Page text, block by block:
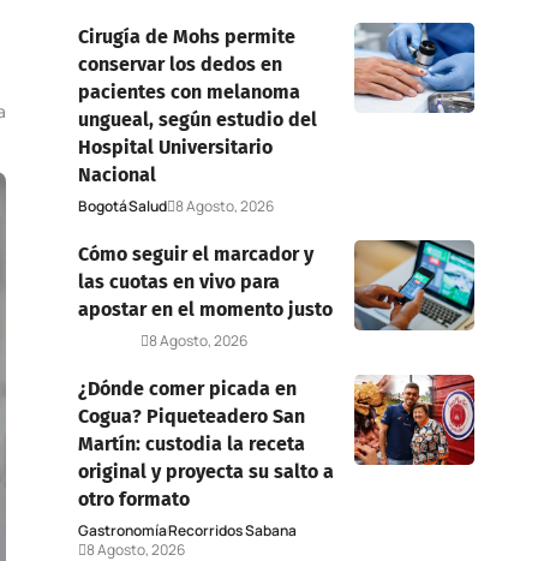
Cirugía de Mohs permite
conservar los dedos en
pacientes con melanoma
ungueal, según estudio del
Hospital Universitario
Nacional
BogotáSalud 8 Agosto, 2026
Cómo seguir el marcador y
las cuotas en vivo para
apostar en el momento justo
8 Agosto, 2026
¿Dónde comer picada en
Cogua? Piqueteadero San
Martín: custodia la receta
original y proyecta su salto a
otro formato
GastronomíaRecorridos Sabana
8 Agosto, 2026